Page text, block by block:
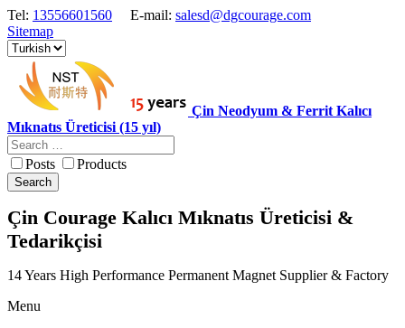
Tel: 13556601560 E-mail: salesd@dgcourage.com
Sitemap
Çin Neodyum & Ferrit Kalıcı
Mıknatıs Üreticisi (15 yıl)
Posts Products
Search
Çin Courage Kalıcı Mıknatıs Üreticisi &
Tedarikçisi
14 Years High Performance Permanent Magnet Supplier & Factory
Menu